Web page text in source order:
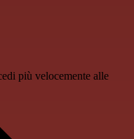
più velocemente alle